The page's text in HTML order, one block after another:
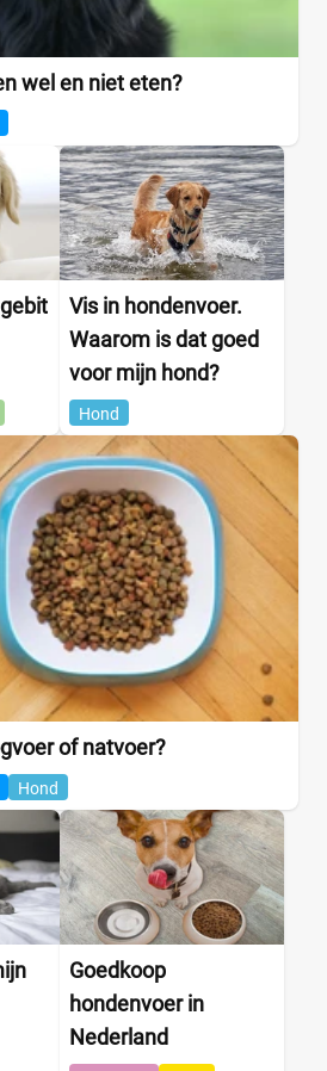
wel en niet eten?
Vis in hondenvoer.
Waarom is dat goed
voor mijn hond?
Hond
of natvoer?
Hond
Goedkoop
hondenvoer in
Nederland